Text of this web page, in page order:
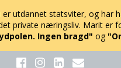
er utdannet statsviter, og har
private næringsliv. Marit er
Ingen bragd" og